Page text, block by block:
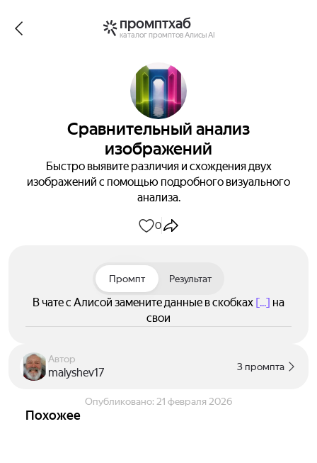
промптхаб
каталог промптов Алисы AI
Сравнительный анализ
изображений
Быстро выявите различия и схождения двух
изображений с помощью подробного визуального
анализа.
0
Промпт Результат
В чате с Алисой замените данные в скобках [...] на
свои
Автор
malyshev17 3 промпта
Опубликовано: 21 февраля 2026
Похожее